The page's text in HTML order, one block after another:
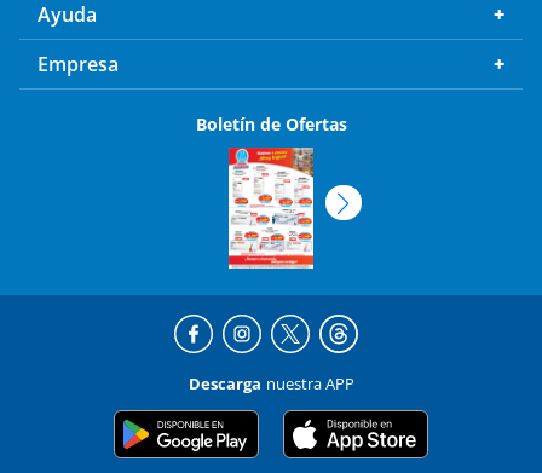
Ayuda
Empresa
Boletín de Ofertas
Descarga nuestra APP